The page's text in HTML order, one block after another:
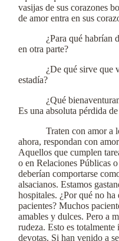
vasijas de sus corazones
de amor entra en sus
¿Para qué habrían
en otra parte?
¿De qué sirve que
estadía?
¿Qué
Es una absoluta pérdida
Traten con amor a
ahora, respondan con
Aquellos que cumplen
o en Relaciones Públicas
deberían comportarse
alsacianos. Estamos
hospitales. ¿Por qué no
pacientes? Muchos
amables y dulces. Pero a
rudeza. Esto es totalmente
devotas. Si han venido a